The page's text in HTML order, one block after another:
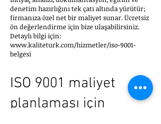
denetim hazırlığını tek çatı altında yürütür;
firmanıza özel net bir maliyet sunar. Ücretsiz
ön değerlendirme için bize ulaşabilirsiniz.
Detaylı bilgi için:
www.kaliteturk.com/hizmetler/iso-9001-
belgesi
ISO 9001 maliyet
planlaması için